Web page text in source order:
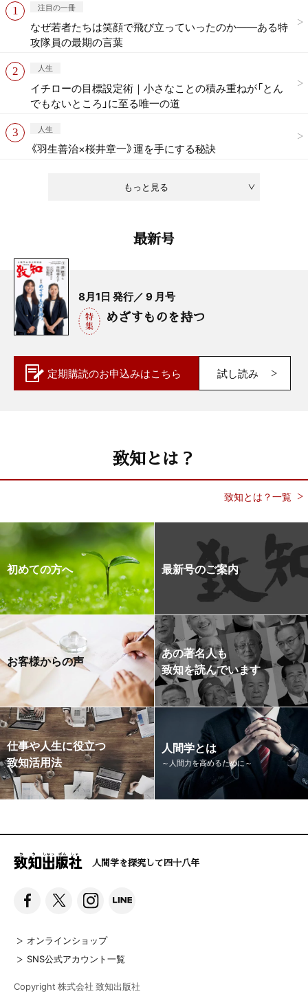
もっと見る
注目の一冊
なぜ若者たちは笑顔で飛び立っていったのか——ある特
攻隊員の最期の言葉
人生
イチローの目標設定術｜小さなことの積み重ねが「とん
でもないところ」に至る唯一の道
人生
《羽生善治×桜井章一》運を手にする秘訣
最新号
8月1日 発行／ 9 月号
めざすものを持つ
定期購読のお申込みはこちら 試し読み
致知とは？
致知とは？一覧
初めての方へ 最新号のご案内
お客様からの声
あの著名人も
致知を読んでいます
仕事や人生に役立つ
致知活用法
人間学とは
～人間力を高めるために～
人間学を探究して四十八年
オンラインショップ
SNS公式アカウント一覧
Copyright 株式会社 致知出版社